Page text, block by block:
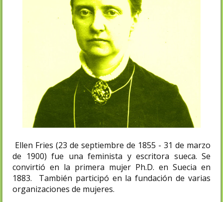
Ellen Fries (23 de septiembre de 1855 - 31 de marzo
de 1900) fue una feminista y escritora sueca. Se
convirtió en la primera mujer Ph.D. en Suecia en
1883. También participó en la fundación de varias
organizaciones de mujeres.